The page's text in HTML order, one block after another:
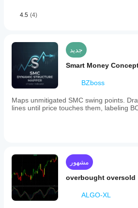
4.5 (4)
جديد
Smart Money
BZboss
Maps unmitigated SMC swing points.
lines until price touches them, labeling
مشهور
overbought oversold
ALGO-XL